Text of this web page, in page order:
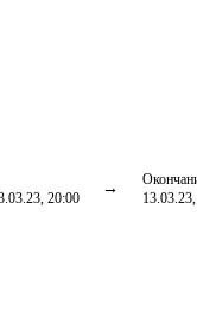
20:00